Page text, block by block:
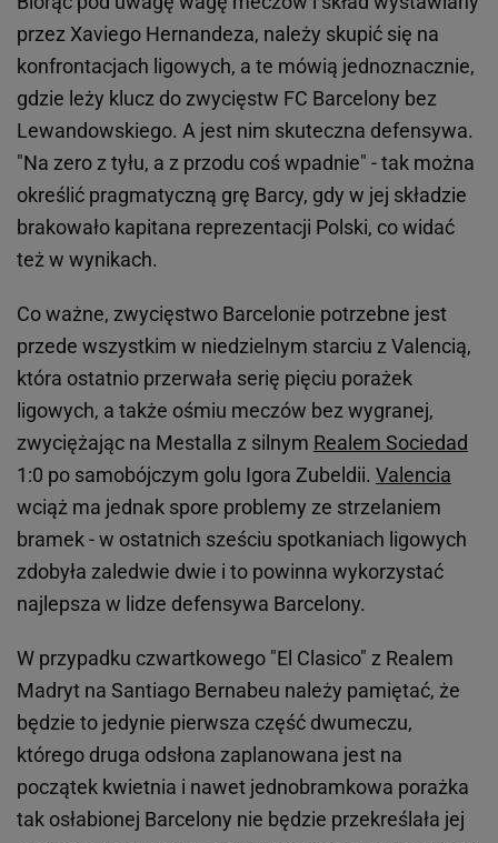
przez Xaviego Hernandeza, należy skupić się na
konfrontacjach ligowych, a te mówią jednoznacznie,
gdzie leży klucz do zwycięstw FC Barcelony bez
Lewandowskiego. A jest nim skuteczna defensywa.
"Na zero z tyłu, a z przodu coś wpadnie" - tak można
określić pragmatyczną grę Barcy, gdy w jej składzie
brakowało kapitana reprezentacji Polski, co widać
też w wynikach.
Co ważne, zwycięstwo Barcelonie potrzebne jest
przede wszystkim w niedzielnym starciu z Valencią,
która ostatnio przerwała serię pięciu porażek
ligowych, a także ośmiu meczów bez wygranej,
zwyciężając na Mestalla z silnym Realem Sociedad
1:0 po samobójczym golu Igora Zubeldii. Valencia
wciąż ma jednak spore problemy ze strzelaniem
bramek - w ostatnich sześciu spotkaniach ligowych
zdobyła zaledwie dwie i to powinna wykorzystać
najlepsza w lidze defensywa Barcelony.
W przypadku czwartkowego "El Clasico" z Realem
Madryt na Santiago Bernabeu należy pamiętać, że
będzie to jedynie pierwsza część dwumeczu,
którego druga odsłona zaplanowana jest na
początek kwietnia i nawet jednobramkowa porażka
tak osłabionej Barcelony nie będzie przekreślała jej